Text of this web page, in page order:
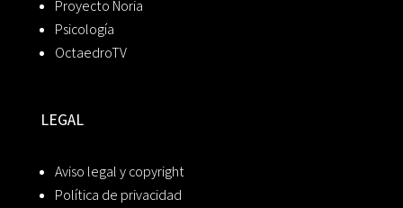
Proyecto Noria
Psicología
OctaedroTV
LEGAL
Aviso legal y copyright
Política de privacidad